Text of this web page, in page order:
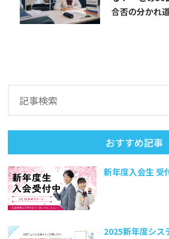
合否の分かれ
おすすめ記事
新年度入会生 受
2025新年度シス